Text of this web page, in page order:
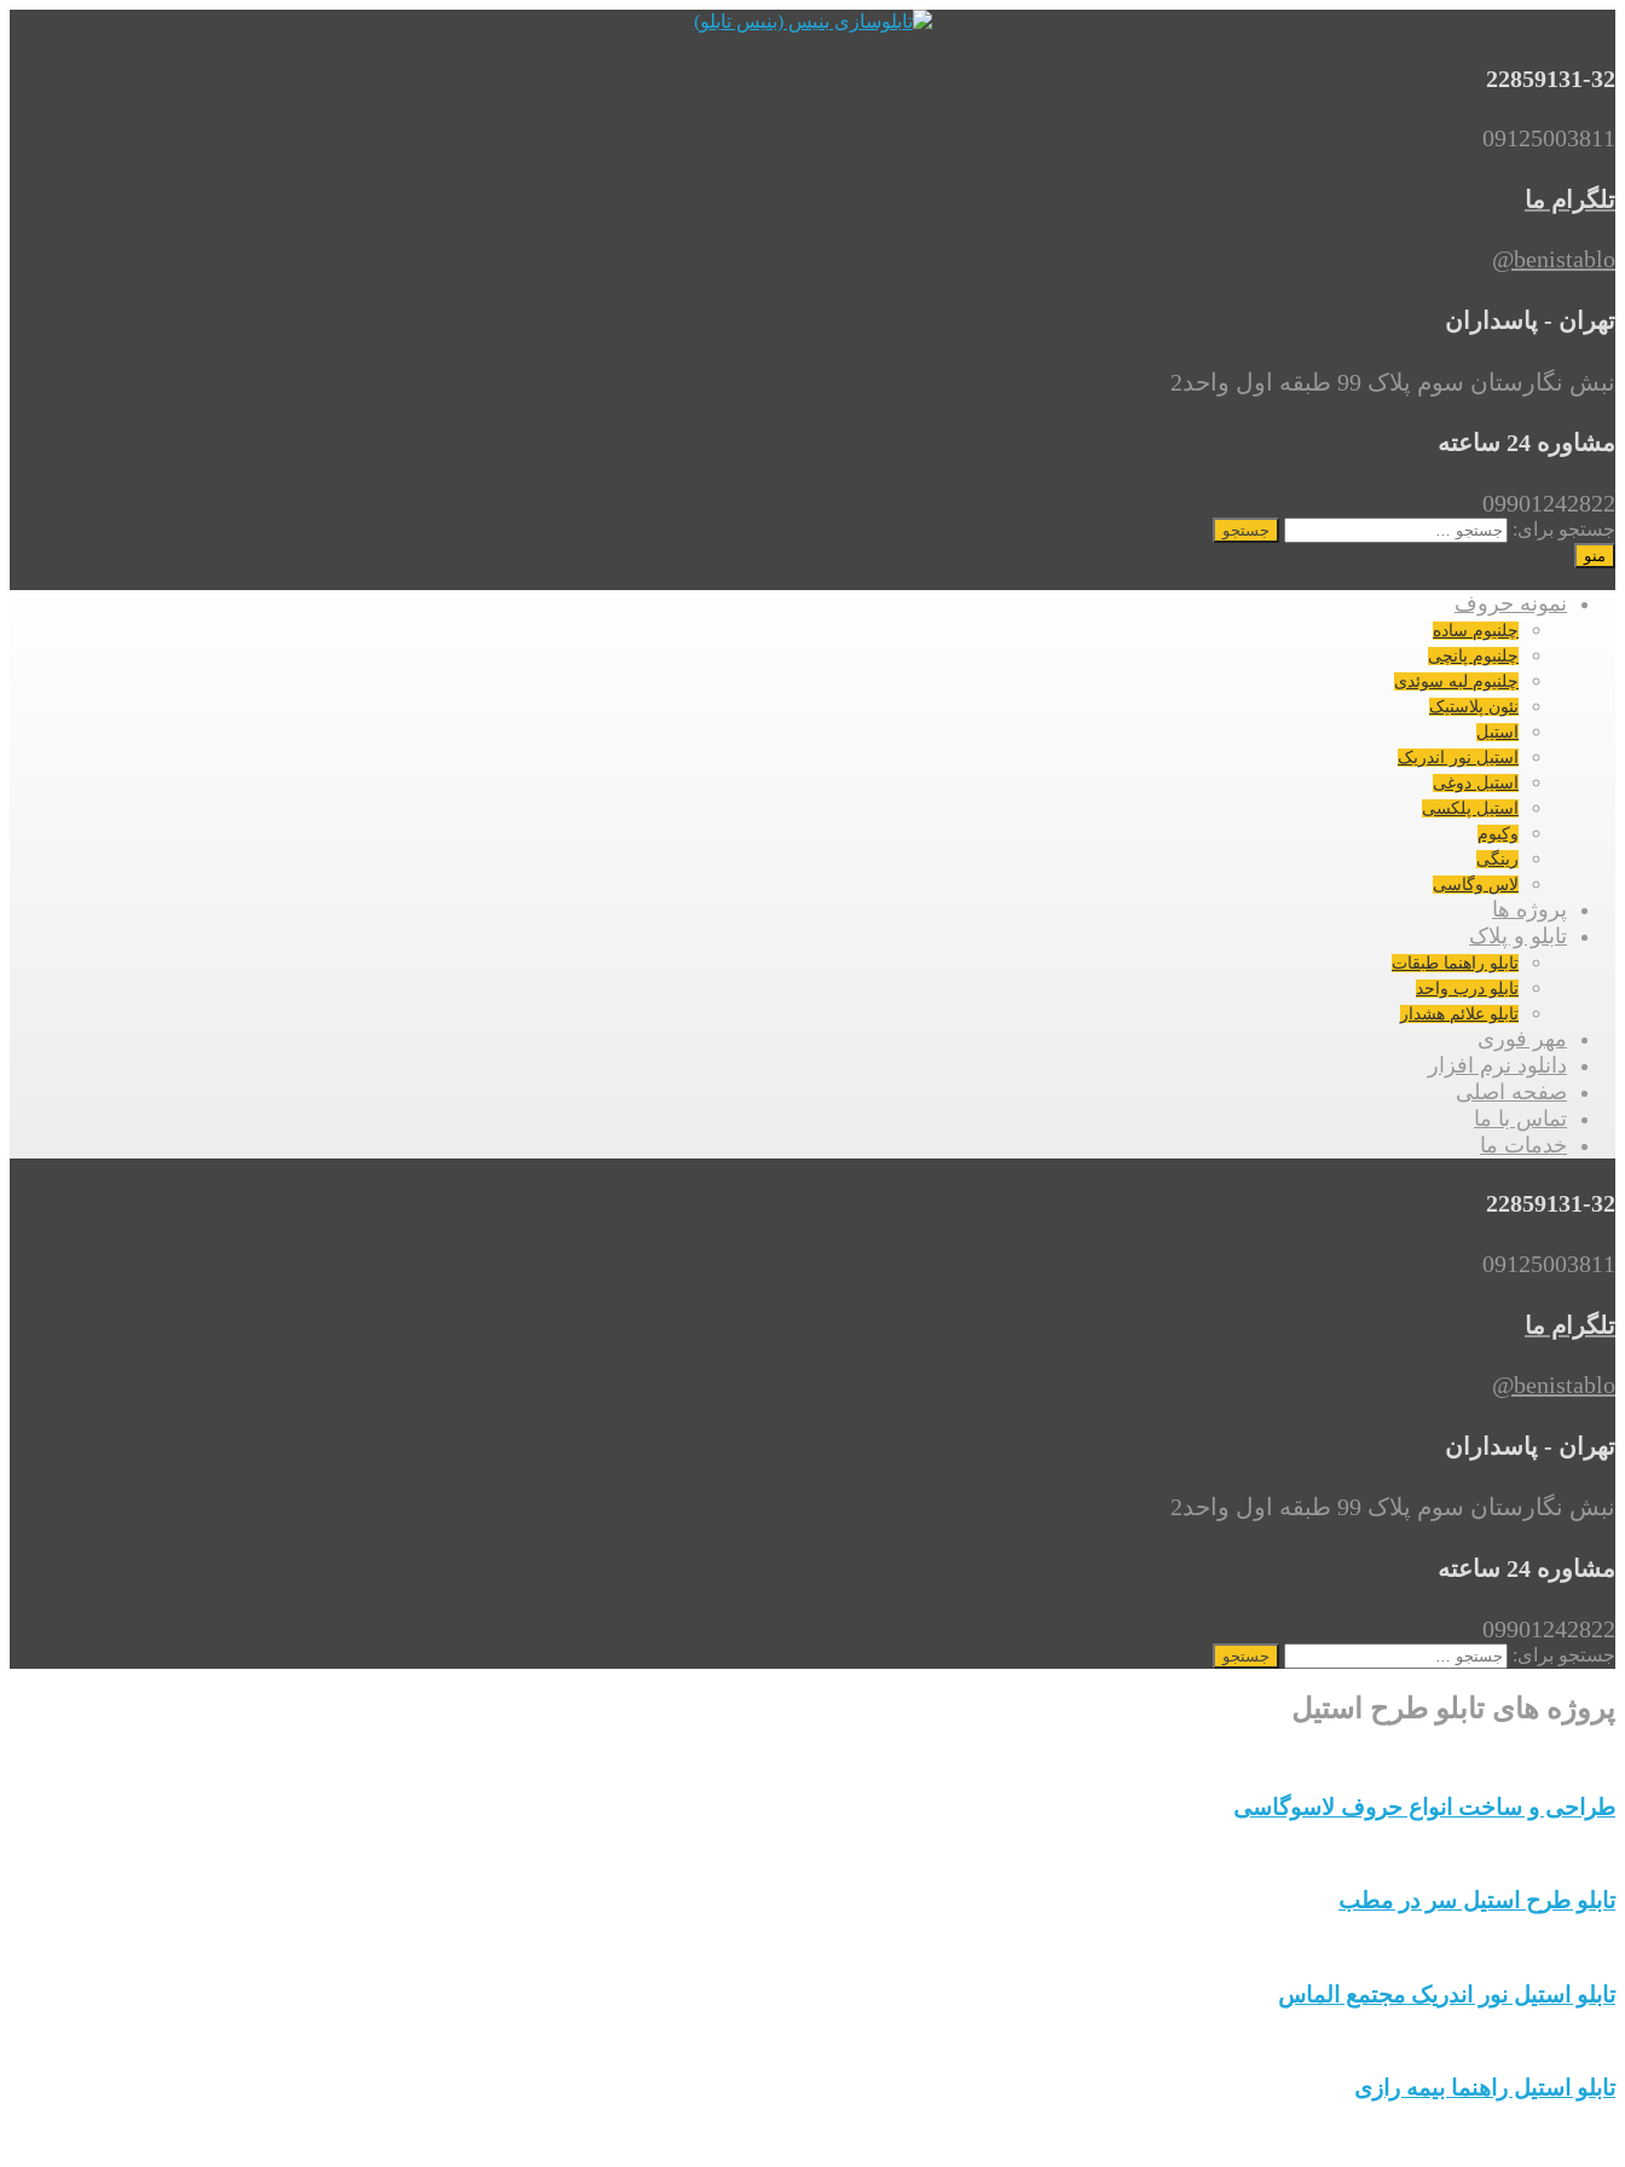
22859131-32
09125003811
تلگرام ما
benistablo@
تهران - پاسداران
نبش نگارستان سوم پلاک 99 طبقه اول واحد2
مشاوره 24 ساعته
09901242822
جستجو برای:
منو
نمونه حروف
چلنیوم ساده
چلنیوم پانچی
چلنیوم لبه سوئدی
نئون پلاستیک
استیل
استیل نور اندریک
استیل دوغی
استیل پلکسی
وکیوم
رینگی
لاس وگاسی
پروژه ها
تابلو و پلاک
تابلو راهنما طبقات
تابلو درب واحد
تابلو علائم هشدار
مهر فوری
دانلود نرم افزار
صفحه اصلی
تماس با ما
خدمات ما
22859131-32
09125003811
تلگرام ما
benistablo@
تهران - پاسداران
نبش نگارستان سوم پلاک 99 طبقه اول واحد2
مشاوره 24 ساعته
09901242822
جستجو برای:
پروژه های تابلو طرح استیل
طراحی و ساخت انواع حروف لاسوگاسی
تابلو طرح استیل سر در مطب
تابلو استیل نور اندریک مجتمع الماس
تابلو استیل راهنما بیمه رازی